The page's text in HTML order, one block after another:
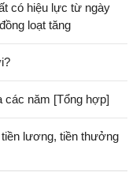
có hiệu lực từ ngày
loạt tăng
các năm [Tổng hợp]
lương, tiền thưởng